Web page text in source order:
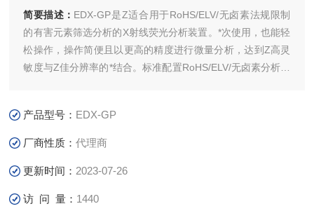
简要描述： EDX-GP是Z适合用于RoHS/ELV/无卤素法规限制
的有害元素筛选分析的X射线荧光分析装置。*次使用，也能轻
松操作，操作简便且以更高的精度进行微量分析，达到Z高灵
敏度与Z佳分辨率的*结合。标准配置RoHS/ELV/无卤素分析所
产品型号： EDX-GP
厂商性质：代理商
更新时间： 2023-07-26
访 问 量： 1440